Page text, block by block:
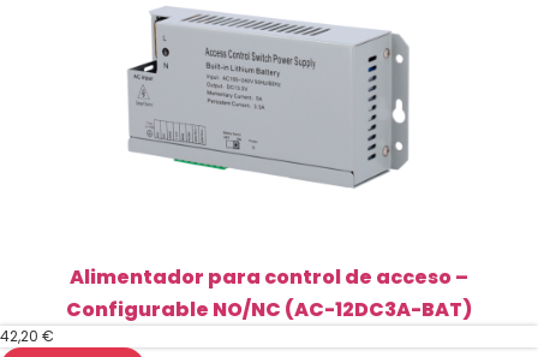
Alimentador para control de acceso –
Configurable NO/NC (AC-12DC3A-BAT)
42,20 €